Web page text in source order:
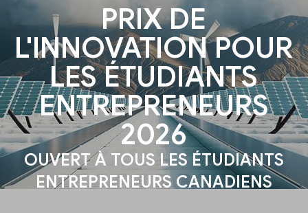
PRIX DE
L'INNOVATION POUR
LES ÉTUDIANTS
ENTREPRENEURS
2026
OUVERT À TOUS LES ÉTUDIANTS
ENTREPRENEURS CANADIENS